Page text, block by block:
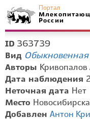
Портал
России
ID 363739
Вид
Авторы Кривопалов
Дата наблюдения
Неточная дата Нет
Место
Добавлен Антон